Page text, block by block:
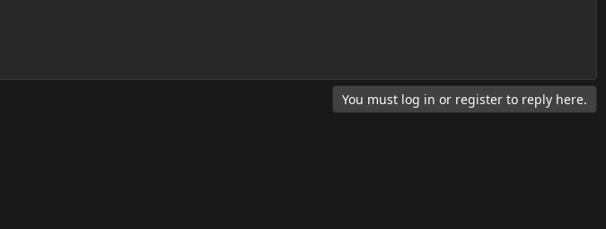
You must log in or register to reply here.